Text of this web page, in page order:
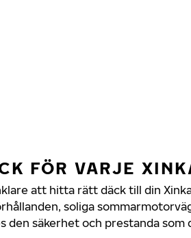
FÖR VARJE
att hitta rätt däck till din
soliga
den säkerhet och prestanda som